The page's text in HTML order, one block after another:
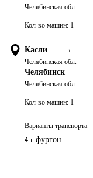
Челябинская обл.
Кол-во машин: 1
Касли →
Челябинская обл.
Челябинск
Челябинская обл.
Кол-во машин: 1
Варианты транспорта
4 т фургон